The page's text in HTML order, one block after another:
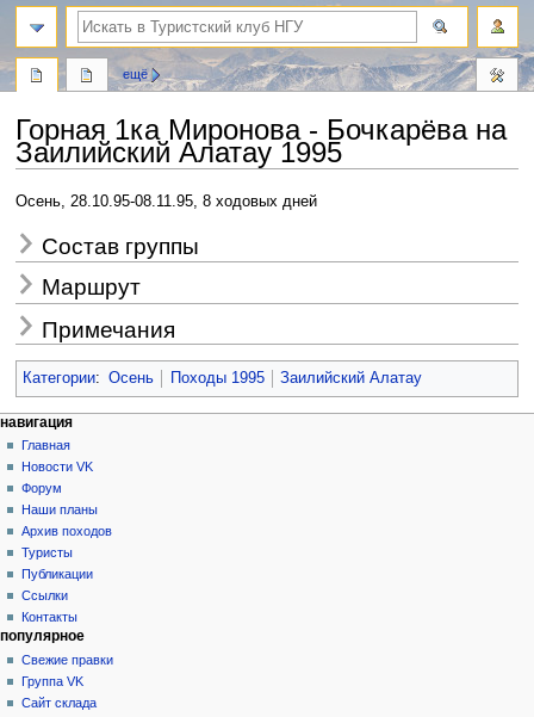
Горная 1ка Миронова - Бочкарёва на
Заилийский Алатау 1995
Перейти
навигации
Перейти
поиску
Осень, 28.10.95-08.11.95, 8 ходовых дней
Состав группы
Маршрут
Примечания
Категории: Осень Походы 1995 Заилийский Алатау
Н
а
в
и
а
ц
и
я
действия на странице
статья
обсуждение
читать
просмотр
кода
история
ещё
персональные инструменты
создать
учётную
запись
войти
навигация
Главная
Новости VK
Форум
Наши планы
Архив походов
Туристы
Публикации
Ссылки
Контакты
поиск
популярное
Свежие правки
Группа VK
Сайт склада